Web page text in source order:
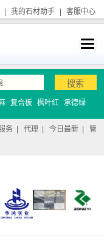
我的石材助手 客服中心
复合板 枫叶红 承德绿
务 代理 今日最新
管